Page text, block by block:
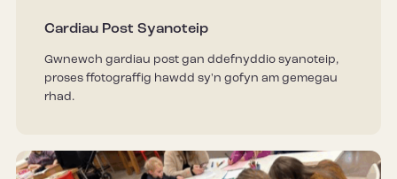
Cardiau Post Syanoteip
Gwnewch gardiau post gan ddefnyddio syanoteip,
proses ffotograffig hawdd sy'n gofyn am gemegau
rhad.